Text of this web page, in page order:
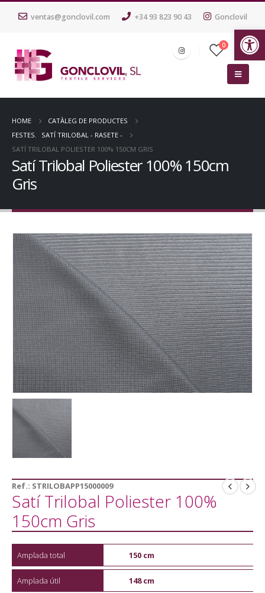
ventas@gonclovil.com +34 93 823 90 43 Gonclovil
0
HOME
CATÀLEG DE PRODUCTES
FESTES,
SATÍ TRILOBAL - RASETE -
SATÍ TRILOBAL POLIESTER 100% 150CM GRIS
Satí Trilobal Poliester 100% 150cm
Gris
Ref.: STRILOBAPP15000009
Satí Trilobal Poliester 100%
150cm Gris
Amplada total 150 cm
Amplada útil 148 cm